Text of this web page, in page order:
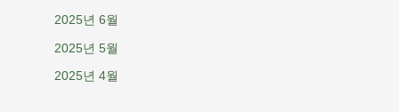
2025년 6월
2025년 5월
2025년 4월